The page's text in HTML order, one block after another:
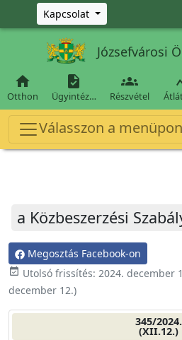
Ugrás a fő tartalomra
Kapcsolat
Józsefvárosi

Otthon

Ügyintéz…

Részvétel
Válasszon a
a Közbeszerzési
Megosztás Facebook-on
event_available Utolsó frissítés: 2024. december
december 12.)
345/2024.
(XII.12.)